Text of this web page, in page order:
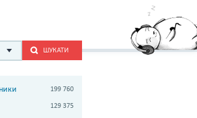
ШУКАТИ
199 760
129 375